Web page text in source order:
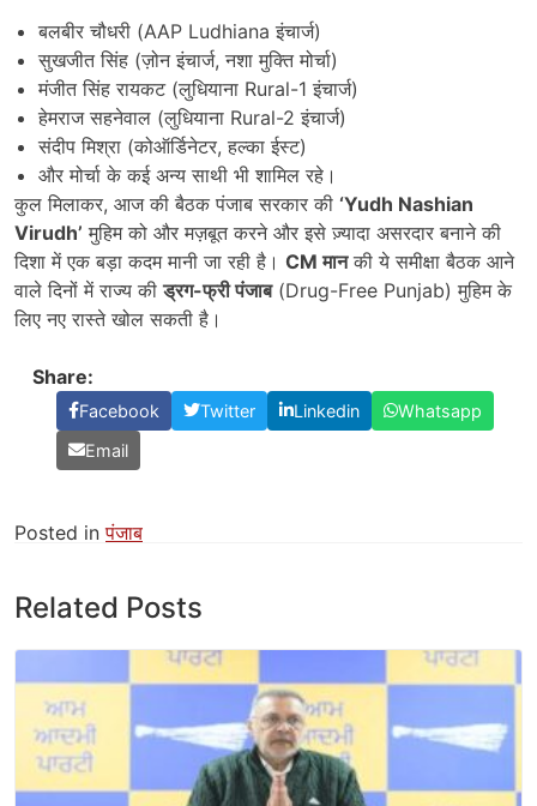
बलबीर चौधरी (AAP Ludhiana इंचार्ज)
सुखजीत सिंह (ज़ोन इंचार्ज, नशा मुक्ति मोर्चा)
मंजीत सिंह रायकट (लुधियाना Rural-1 इंचार्ज)
हेमराज सहनेवाल (लुधियाना Rural-2 इंचार्ज)
संदीप मिश्रा (कोऑर्डिनेटर, हल्का ईस्ट)
और मोर्चा के कई अन्य साथी भी शामिल रहे।
कुल मिलाकर, आज की बैठक पंजाब सरकार की ‘Yudh Nashian
Virudh’ मुहिम को और मज़बूत करने और इसे ज़्यादा असरदार बनाने की
दिशा में एक बड़ा कदम मानी जा रही है। CMमानकी ये समीक्षा बैठक आने
वाले दिनों में राज्य कीड्रग-फ्री पंजाब(Drug-Free Punjab) मुहिम के
लिए नए रास्ते खोल सकती है।
Share:
Facebook Twitter Linkedin
Whatsapp
Email
Posted inपंजाब
Related Posts